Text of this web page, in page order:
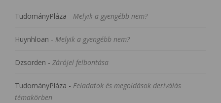
TudományPláza - Melyik a gyengébb nem?
Huynhloan - Melyik a gyengébb nem?
Dzsorden - Zárójel felbontása
TudományPláza - Feladatok és megoldások deriválás
témakörben